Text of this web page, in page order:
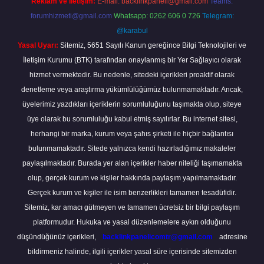
forumhizmeti@gmail.com Whatsapp: 0262 606 0 726 Telegram:
@karabul
Yasal Uyarı: Sitemiz, 5651 Sayılı Kanun gereğince Bilgi Teknolojileri ve
İletişim Kurumu (BTK) tarafından onaylanmış bir Yer Sağlayıcı olarak
hizmet vermektedir. Bu nedenle, sitedeki içerikleri proaktif olarak
denetleme veya araştırma yükümlülüğümüz bulunmamaktadır. Ancak,
üyelerimiz yazdıkları içeriklerin sorumluluğunu taşımakta olup, siteye
üye olarak bu sorumluluğu kabul etmiş sayılırlar. Bu internet sitesi,
herhangi bir marka, kurum veya şahıs şirketi ile hiçbir bağlantısı
bulunmamaktadır. Sitede yalnızca kendi hazırladığımız makaleler
paylaşılmaktadır. Burada yer alan içerikler haber niteliği taşımamakta
olup, gerçek kurum ve kişiler hakkında paylaşım yapılmamaktadır.
Gerçek kurum ve kişiler ile isim benzerlikleri tamamen tesadüfidir.
Sitemiz, kar amacı gütmeyen ve tamamen ücretsiz bir bilgi paylaşım
platformudur. Hukuka ve yasal düzenlemelere aykırı olduğunu
düşündüğünüz içerikleri,
backlinkpanelicomtr@gmail.com
adresine
bildirmeniz halinde, ilgili içerikler yasal süre içerisinde sitemizden